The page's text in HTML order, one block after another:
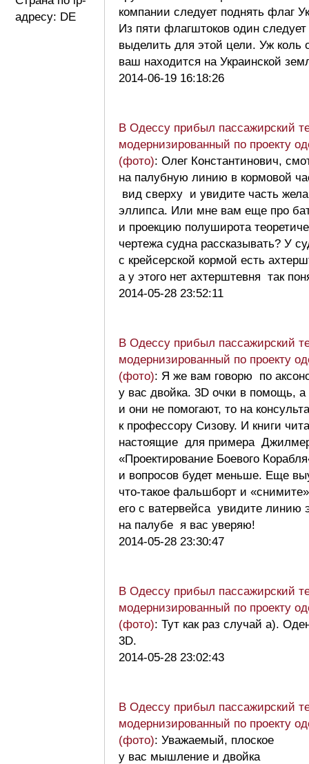
адресу: DE
компании следует поднять флаг
Из пяти флагштоков один следует
выделить для этой цели. Уж коль
ваш находится на Украинской
2014-06-19 16:18:26
В Одессу прибыл пассажирский
модернизированный по проекту
(фото): Олег Константинович,
на палубную линию в кормовой
вид сверху и увидите часть
эллипса. Или мне вам еще про
и проекцию полуширота
чертежа судна рассказывать? У
с крейсерской кормой есть
а у этого нет ахтерштевня так
2014-05-28 23:52:11
В Одессу прибыл пассажирский
модернизированный по проекту
(фото): Я же вам говорю по
у вас двойка. 3D oчки в помощь, а
и они не помогают, то на
к профессору Сизову. И книги
настоящие для примера
«Проектирование Боевого
и вопросов будет меньше. Еще
что-такое фальшборт и «cнимите»
его с ватервейса увидите линию
на палубе я вас уверяю!
2014-05-28 23:30:47
В Одессу прибыл пассажирский
модернизированный по проекту
(фото): Тут как раз случай а).
3D.
2014-05-28 23:02:43
В Одессу прибыл пассажирский
модернизированный по проекту
(фото): Уважаемый, плоское
у вас мышление и двойка